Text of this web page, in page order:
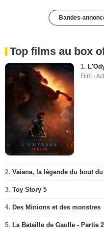
Bandes-
Top films au box
1.
Film -
2. Vaiana, la légende du bout
3. Toy Story 5
4. Des Minions et des monstres
5. La Bataille de Gaulle - Partie